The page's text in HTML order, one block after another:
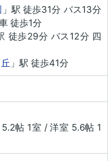
」駅 徒歩31分 バス13分
徒歩1分
徒歩29分 バス12分 四
」駅 徒歩41分
帖 1室 / 洋室 5.6帖 1